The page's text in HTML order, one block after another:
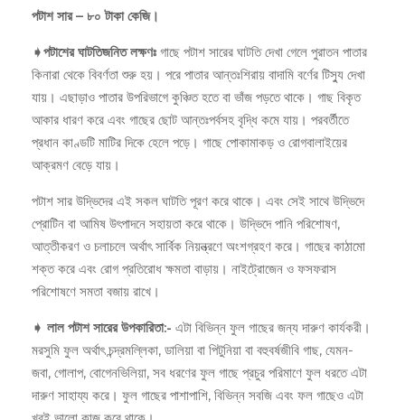
পটাশ সার – ৮০ টাকা কেজি।
➧পটাশের ঘাটতিজনিত লক্ষণঃ গাছে পটাশ সারের ঘাটতি দেখা গেলে পুরাতন পাতার
কিনারা থেকে বিবর্ণতা শুরু হয়। পরে পাতার আন্তঃশিরায় বাদামি বর্ণের টিস্যু দেখা
যায়। এছাড়াও পাতার উপরিভাগে কুঞ্চিত হতে বা ভাঁজ পড়তে থাকে। গাছ বিকৃত
আকার ধারণ করে এবং গাছের ছোট আন্তঃপর্বসহ বৃদ্ধি কমে যায়। পরবর্তীতে
প্রধান কাণ্ডটি মাটির দিকে হেলে পড়ে। গাছে পোকামাকড় ও রোগবালাইয়ের
আক্রমণ বেড়ে যায়।
পটাশ সার উদ্ভিদের এই সকল ঘাটতি পূরণ করে থাকে। এবং সেই সাথে উদ্ভিদে
প্রোটিন বা আমিষ উৎপাদনে সহায়তা করে থাকে। উদ্ভিদে পানি পরিশোষণ,
আত্তীকরণ ও চলাচলে অর্থাৎ সার্বিক নিয়ন্ত্রণে অংশগ্রহণ করে। গাছের কাঠামো
শক্ত করে এবং রোগ প্রতিরোধ ক্ষমতা বাড়ায়। নাইট্রোজেন ও ফসফরাস
পরিশোষণে সমতা বজায় রাখে।
➧ লাল পটাশ সারের উপকারিতা:- এটা বিভিন্ন ফুল গাছের জন্য দারুণ কার্যকরী।
মরসুমি ফুল অর্থাৎ চন্দ্রমল্লিকা, ডালিয়া বা পিটুনিয়া বা বহুবর্ষজীবি গাছ, যেমন-
জবা, গোলাপ, বোগেনভিলিয়া, সব ধরণের ফুল গাছে প্রচুর পরিমাণে ফুল ধরতে এটা
দারুণ সাহায্য করে। ফুল গাছের পাশাপাশি, বিভিন্ন সবজি এবং ফল গাছেও এটা